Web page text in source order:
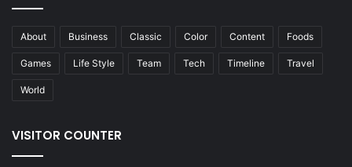
About Business Classic Color Content Foods
Games Life Style Team Tech Timeline Travel
World
VISITOR COUNTER